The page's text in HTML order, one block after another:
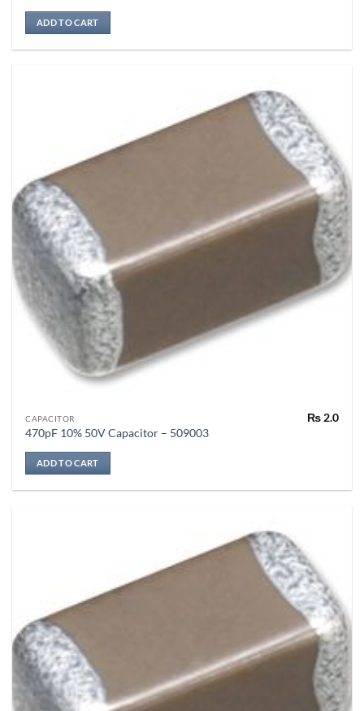
ADD TO CART
CAPACITOR
470pF 10% 50V Capacitor – 509003
₨2.0
ADD TO CART